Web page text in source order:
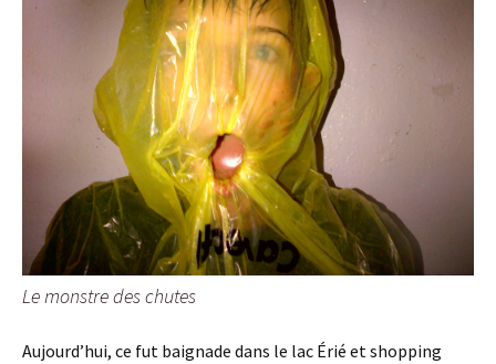
Le monstre des chutes
Aujourd’hui, ce fut baignade dans le lac Érié et shopping